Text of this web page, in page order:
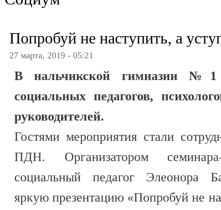
Попробуй не наступить, а
27 марта, 2019 - 05:21
В нальчикской гимназии
социальных педагогов,
руководителей.
Гостями мероприятия стали
ПДН. Организатором
социальный педагог Элеонора
яркую презентацию «Попробуй не